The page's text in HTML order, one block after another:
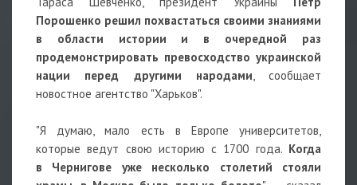
Порошенко решил похвастаться своими знаниями
в области истории и в очередной раз
продемонстрировать превосходство украинской
нации перед другими народами, сообщает
новостное агентство "Харьков".
"Я думаю, мало есть в Европе университетов,
которые ведут свою историю с 1700 года. Когда
в Чернигове уже несколько столетий стояли